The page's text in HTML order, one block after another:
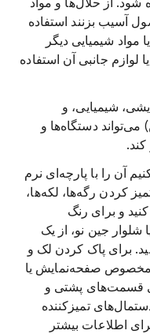
از حلّال‌ها و مواد
آسیب بزنند استفاده
مواد شیمیایی دیگر
لوازم جانبی آن استفاده
شیمیایی، و
دستگاه‌ها و
آن را با پارچه‌ای نرم
کردن رگه‌ها، لکه‌ها،
و برای رنگ
شلوار جین نو، از یک
برای پاک کردن لک و
مخصوص صفحه‌نمایش یا
قسمت‌های پشتی و
تمیزکننده
اطلاعات بیشتر